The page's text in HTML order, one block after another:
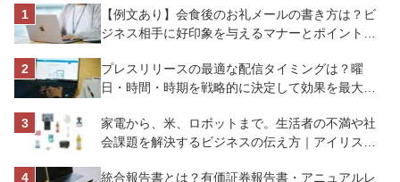
【例文あり】会食後のお礼メールの書き方は？ビ
ジネス相手に好印象を与えるマナーとポイントを
プレスリリースの最適な配信タイミングは？曜
日・時間・時期を戦略的に決定して効果を最大化
家電から、米、ロボットまで。生活者の不満や社
会課題を解決するビジネスの伝え方｜アイリスオ
統合報告書とは？有価証券報告書・アニュアルレ